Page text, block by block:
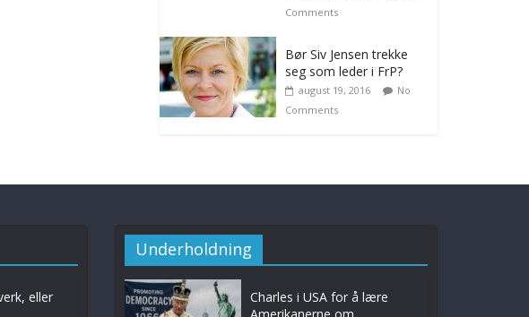
Comments
Bør Siv Jensen trekke
seg som leder i FrP?
august 19, 2016
No
Comments
eller
Underholdning
Charles i USA for å lære